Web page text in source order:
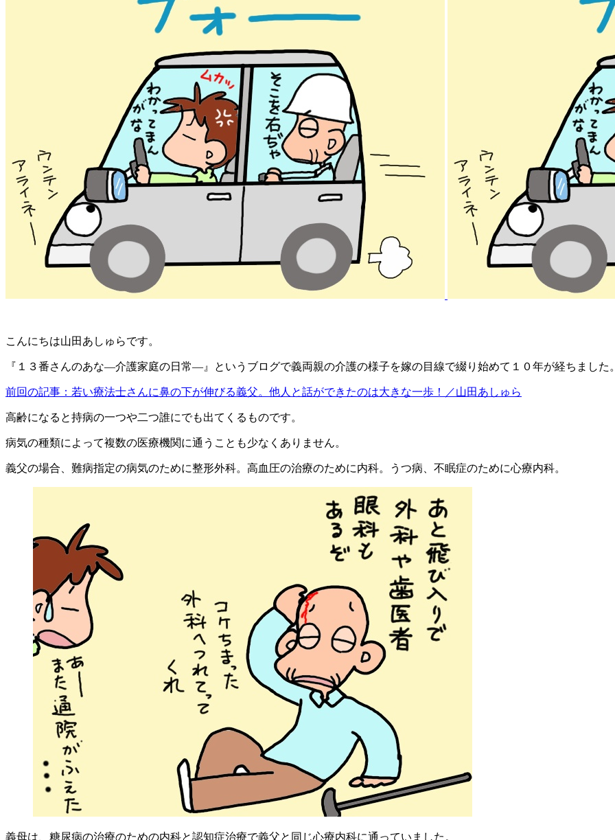
こんにちは山田あしゅらです。
『１３番さんのあな―介護家庭の日常―』というブログで義両親の介護の様子を嫁の目線で綴り始めて１０年が経ちました
前回の記事：若い療法士さんに鼻の下が伸びる義父。他人と話ができたのは大きな一歩！／山田あしゅら
高齢になると持病の一つや二つ誰にでも出てくるものです。
病気の種類によって複数の医療機関に通うことも少なくありません。
義父の場合、難病指定の病気のために整形外科。高血圧の治療のために内科。うつ病、不眠症のために心療内科。
義母は、糖尿病の治療のための内科と認知症治療で義父と同じ心療内科に通っていました。